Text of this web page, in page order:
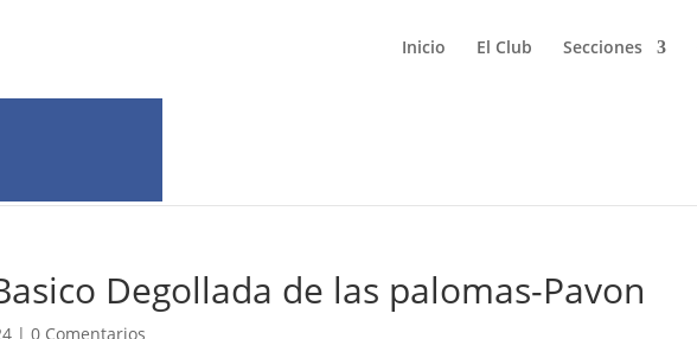
Inicio El Club Secciones
Degollada de las palomas-Pavon
|0 Comentarios